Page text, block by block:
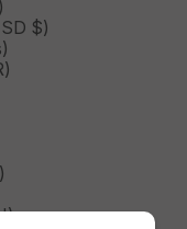
$)